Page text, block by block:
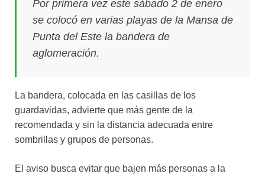
Por primera vez este sábado 2 de enero
se colocó en varias playas de la Mansa de
Punta del Este la bandera de
aglomeración.
La bandera, colocada en las casillas de los
guardavidas, advierte que más gente de la
recomendada y sin la distancia adecuada entre
sombrillas y grupos de personas.
El aviso busca evitar que bajen más personas a la